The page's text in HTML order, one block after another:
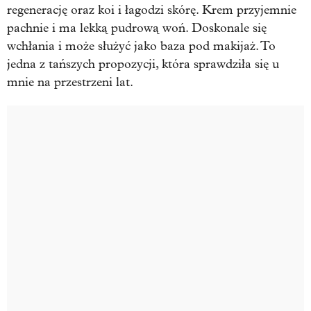
regenerację oraz koi i łagodzi skórę. Krem przyjemnie
pachnie i ma lekką pudrową woń. Doskonale się
wchłania i może służyć jako baza pod makijaż. To
jedna z tańszych propozycji, która sprawdziła się u
mnie na przestrzeni lat.